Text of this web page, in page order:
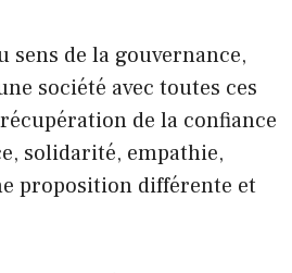
de la gouvernance,
société avec toutes ces
de la confiance
solidarité, empathie,
proposition différente et